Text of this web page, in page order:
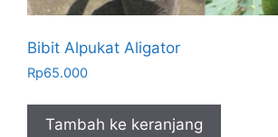
Bibit Alpukat Aligator
Rp65.000
Tambah ke keranjang